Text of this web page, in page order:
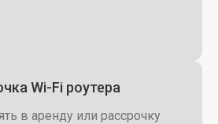
Wi-Fi роутера
в аренду или рассрочку